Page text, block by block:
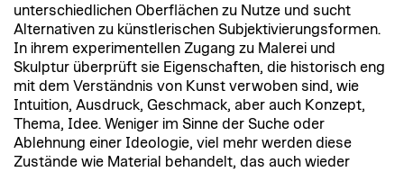
unterschiedlichen Oberflächen zu Nutze und sucht
Alternativen zu künstlerischen Subjektivierungsformen.
In ihrem experimentellen Zugang zu Malerei und
Skulptur überprüft sie Eigenschaften, die historisch eng
mit dem Verständnis von Kunst verwoben sind, wie
Intuition, Ausdruck, Geschmack, aber auch Konzept,
Thema, Idee. Weniger im Sinne der Suche oder
Ablehnung einer Ideologie, viel mehr werden diese
Zustände wie Material behandelt, das auch wieder